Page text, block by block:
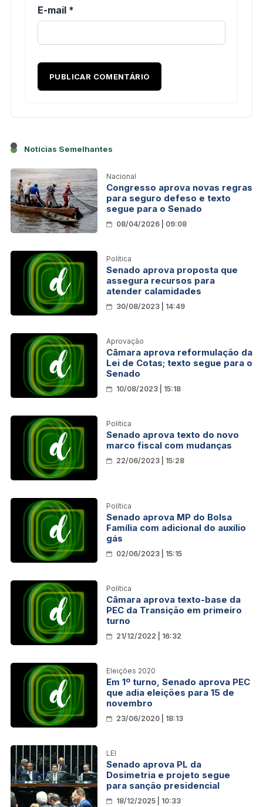
E-mail *
Notícias Semelhantes
Nacional
Congresso aprova novas regras
para seguro defeso e texto
segue para o Senado
08/04/2026 | 09:08
Política
Senado aprova proposta que
assegura recursos para
atender calamidades
30/08/2023 | 14:49
Aprovação
Câmara aprova reformulação da
Lei de Cotas; texto segue para o
Senado
10/08/2023 | 15:18
Política
Senado aprova texto do novo
marco fiscal com mudanças
22/06/2023 | 15:28
Política
Senado aprova MP do Bolsa
Família com adicional do auxílio
gás
02/06/2023 | 15:15
Política
Câmara aprova texto-base da
PEC da Transição em primeiro
turno
21/12/2022 | 16:32
Eleições 2020
Em 1º turno, Senado aprova PEC
que adia eleições para 15 de
novembro
23/06/2020 | 18:13
LEI
Senado aprova PL da
Dosimetria e projeto segue
para sanção presidencial
18/12/2025 | 10:33